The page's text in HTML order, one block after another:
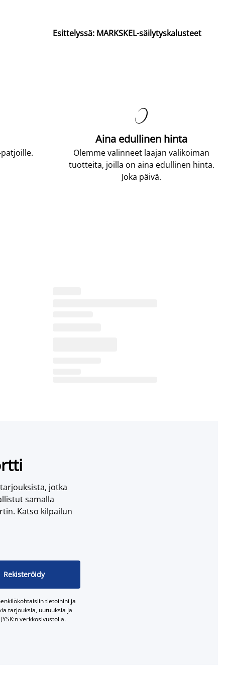
Esittelyssä: MARKSKEL-säilytyskalusteet

Aina edullinen hinta
Olemme valinneet laajan valikoiman
tuotteita, joilla on aina edullinen hinta.
Joka päivä.
jotka
samalla
Katso kilpailun
Rekisteröidy
tietoihini ja
tarjouksia, uutuuksia ja
verkkosivustolla.